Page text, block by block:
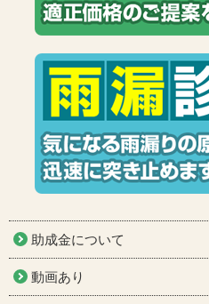
助成金について
動画あり